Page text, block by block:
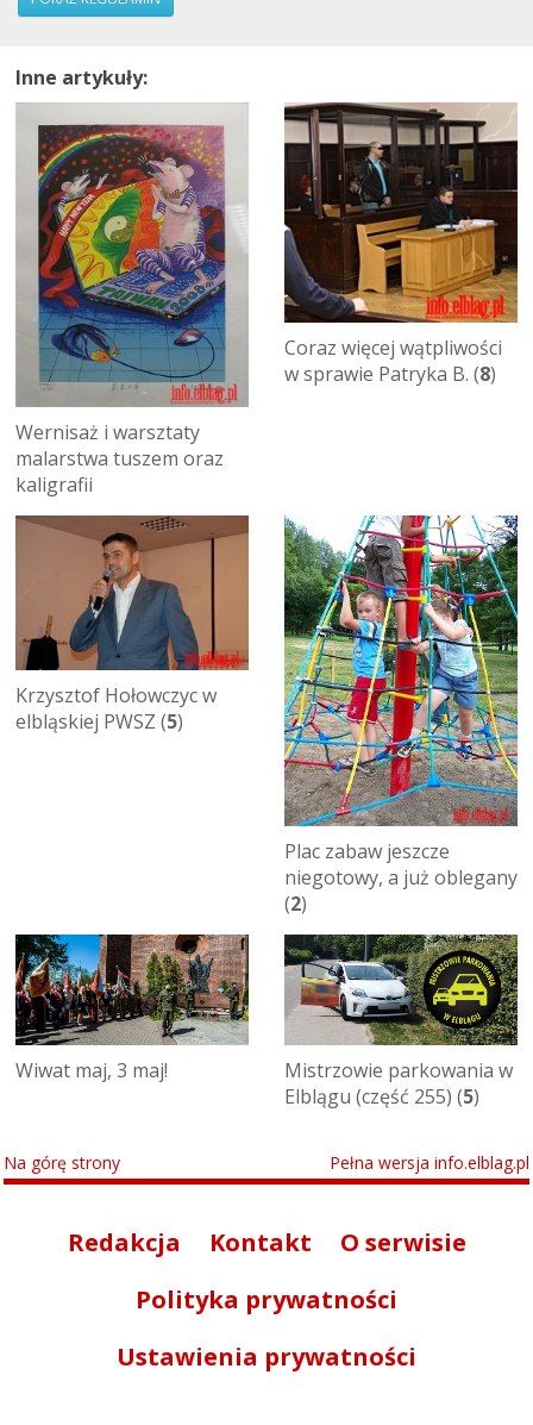
Inne artykuły:
Wernisaż i warsztaty
malarstwa tuszem oraz
kaligrafii
Coraz więcej wątpliwości
w sprawie Patryka B. (8)
Krzysztof Hołowczyc w
elbląskiej PWSZ (5)
Plac zabaw jeszcze
niegotowy, a już oblegany
(2)
Wiwat maj, 3 maj!
Mistrzowie parkowania w
Elblągu (część 255) (5)
Na górę strony Pełna wersja info.elblag.pl
Redakcja Kontakt
O serwisie
Polityka prywatności
Ustawienia prywatności